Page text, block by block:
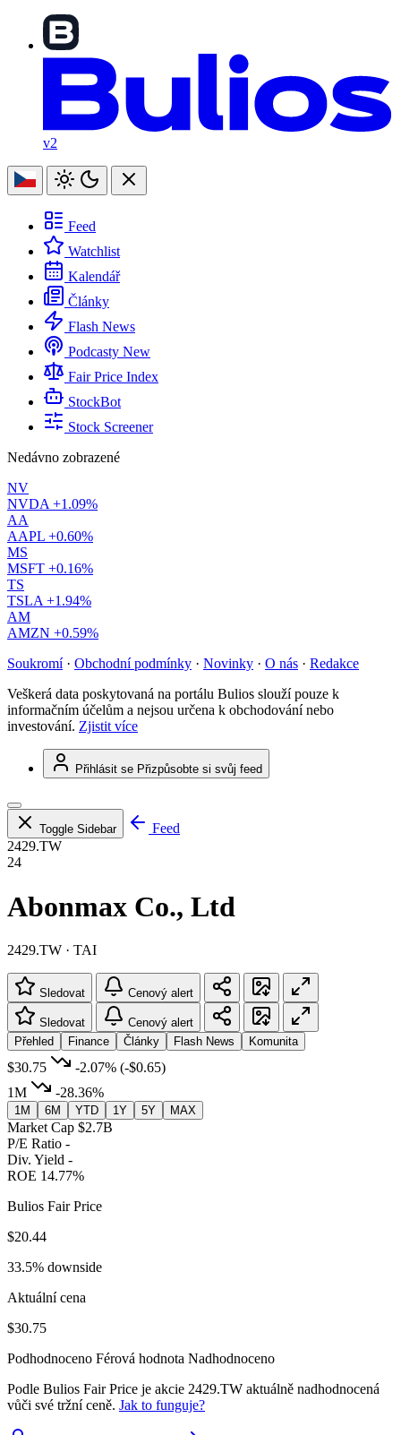
v2
Feed
Watchlist
Kalendář
Články
Flash News
Podcasty New
Fair Price Index
StockBot
Stock Screener
Nedávno zobrazené
NV
NVDA +1.09%
AA
AAPL +0.60%
MS
MSFT +0.16%
TS
TSLA +1.94%
AM
AMZN +0.59%
Soukromí · Obchodní podmínky · Novinky · O nás · Redakce
Veškerá data poskytovaná na portálu Bulios slouží pouze k
informačním účelům a nejsou určena k obchodování nebo
investování. Zjistit více
Přihlásit se Přizpůsobte si svůj feed
Toggle Sidebar
Feed
2429.TW
24
Abonmax Co., Ltd
2429.TW · TAI
Sledovat Cenový alert
Sledovat
Cenový alert
Přehled
Finance Články Flash News Komunita
$30.75 -2.07% (-$0.65)
1M
-28.36%
1M 6M YTD 1Y 5Y MAX
Market Cap $2.7B
P/E Ratio -
Div. Yield -
ROE 14.77%
Bulios Fair Price
$20.44
33.5% downside
Aktuální cena
$30.75
Podhodnoceno Férová hodnota Nadhodnoceno
Podle Bulios Fair Price je akcie 2429.TW aktuálně nadhodnocená
vůči své tržní ceně. Jak to funguje?